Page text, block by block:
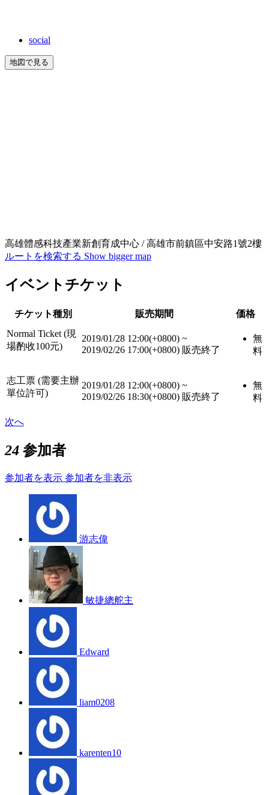
social
地図で見る
高雄體感科技產業新創育成中心 / 高雄市前鎮區中安路1號2樓
ルートを検索する Show bigger map
イベントチケット
チケット種別 販売期間
価格
Normal Ticket (現
場酌收100元)
2019/01/28 12:00(+0800) ~
2019/02/26 17:00(+0800) 販売終了
無
料
志工票 (需要主辦
單位許可)
2019/01/28 12:00(+0800) ~
2019/02/26 18:30(+0800) 販売終了
無
料
次へ
24 参加者
参加者を表示 参加者を非表示
游志偉
敏捷總舵主
Edward
liam0208
karenten10